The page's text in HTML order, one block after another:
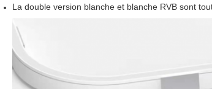
La double version blanche et blanche RVB sont